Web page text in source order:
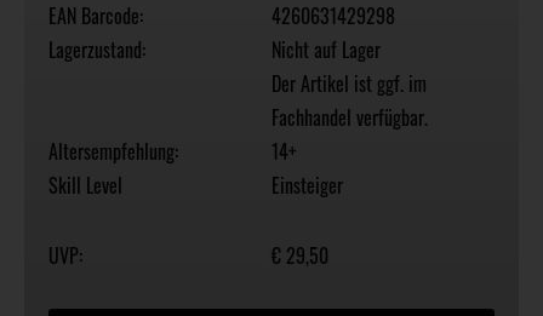
EAN Barcode:
4260631429298
Lagerzustand:
Nicht auf Lager
Der Artikel ist ggf. im
Fachhandel verfügbar.
Altersempfehlung:
14+
Skill Level
Einsteiger
UVP: € 29,50